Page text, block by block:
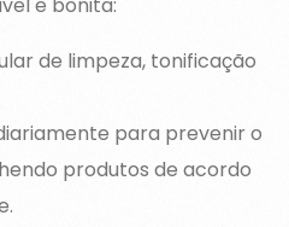
e bonita:
de limpeza, tonificação
para prevenir o
produtos de acordo